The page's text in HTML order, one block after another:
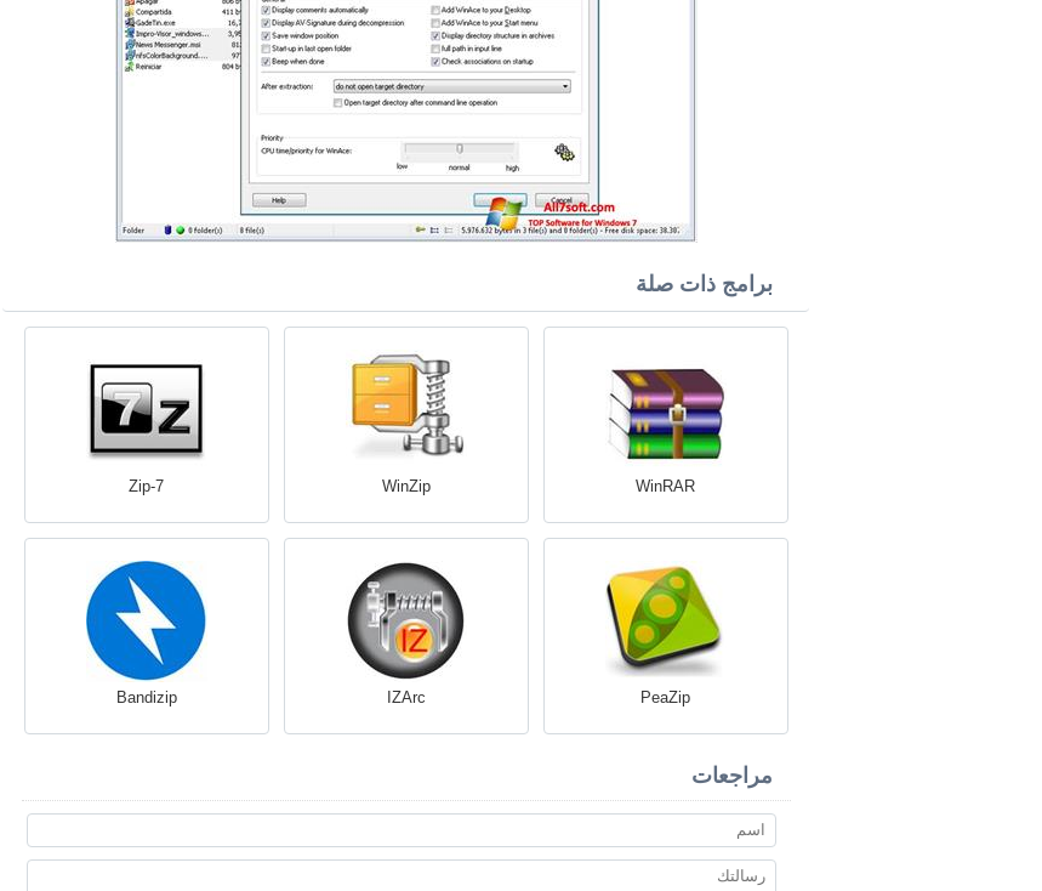
برامج ذات صلة
WinRAR
WinZip
7-Zip
PeaZip
IZArc
Bandizip
مراجعات